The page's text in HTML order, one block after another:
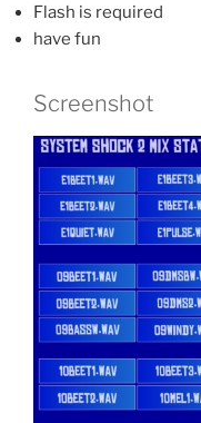
Flash is required
have fun
Screenshot